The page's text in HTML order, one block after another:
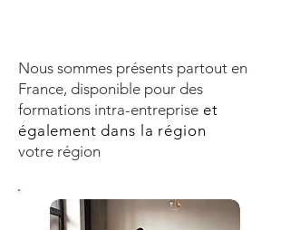
Nous sommes présents partout en
France, disponible pour des
formations intra-entreprise et
également dans la région
votre région